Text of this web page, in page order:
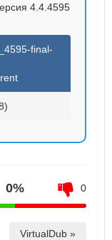
4.4.4595
final-
0% 0
VirtualDub »